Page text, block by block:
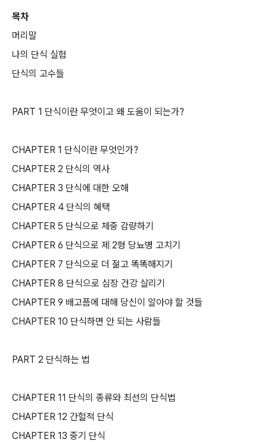
목차
머리말
나의 단식 실험
단식의 고수들
PART 1 단식이란 무엇이고 왜 도움이 되는가?
CHAPTER 1 단식이란 무엇인가?
CHAPTER 2 단식의 역사
CHAPTER 3 단식에 대한 오해
CHAPTER 4 단식의 혜택
CHAPTER 5 단식으로 체중 감량하기
CHAPTER 6 단식으로 제 2형 당뇨병 고치기
CHAPTER 7 단식으로 더 젊고 똑똑해지기
CHAPTER 8 단식으로 심장 건강 살리기
CHAPTER 9 배고픔에 대해 당신이 알아야 할 것들
CHAPTER 10 단식하면 안 되는 사람들
PART 2 단식하는 법
CHAPTER 11 단식의 종류와 최선의 단식법
CHAPTER 12 간헐적 단식
CHAPTER 13 중기 단식